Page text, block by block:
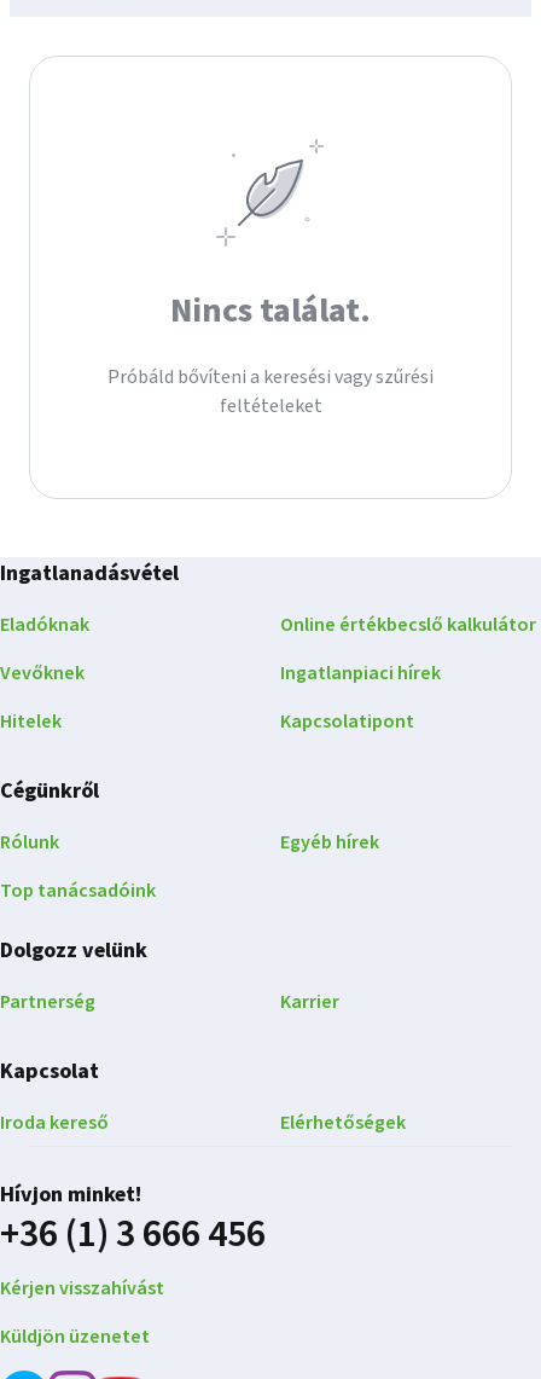
Nincs találat.
Próbáld bővíteni a keresési vagy szűrési
feltételeket
Ingatlanadásvétel
Eladóknak
Vevőknek
Hitelek
Online értékbecslő kalkulátor
Ingatlanpiaci hírek
Kapcsolatipont
Cégünkről
Rólunk
Top tanácsadóink
Egyéb hírek
Dolgozz velünk
Partnerség Karrier
Kapcsolat
Iroda kereső Elérhetőségek
Hívjon minket!
+36 (1) 3 666 456
Kérjen visszahívást
Küldjön üzenetet